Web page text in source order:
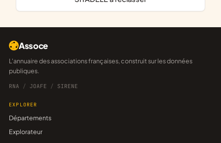
Assoce
L'annuaire des associations françaises, construit sur les données
publiques.
RNA / JOAFE / SIRENE
EXPLORER
Départements
Explorateur